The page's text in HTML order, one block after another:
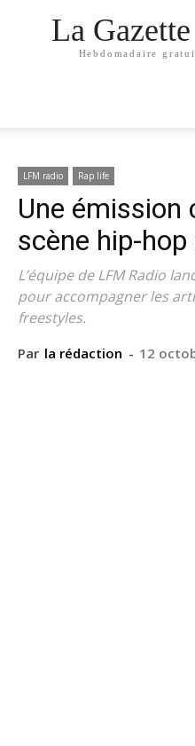
La
Hebdomadaire
LFM radio Rap life
Une émission
scène hip-
L’équipe de LFM Radio
pour accompagner les
freestyles.
Par la rédaction - 12